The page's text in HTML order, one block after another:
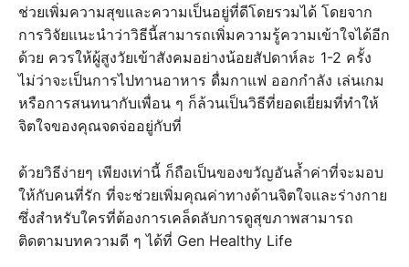
ช่วยเพิ่มความสุขและความเป็นอยู่ที่ดีโดยรวมได้ โดยจาก
การวิจัยแนะนำว่าวิธีนี้สามารถเพิ่มความรู้ความเข้าใจได้อีก
ด้วย ควรให้ผู้สูงวัยเข้าสังคมอย่างน้อยสัปดาห์ละ 1-2 ครั้ง
ไม่ว่าจะเป็นการไปทานอาหาร ดื่มกาแฟ ออกกำลัง เล่นเกม
หรือการสนทนากับเพื่อน ๆ ก็ล้วนเป็นวิธีที่ยอดเยี่ยมที่ทำให้
จิตใจของคุณจดจ่ออยู่กับที่
ด้วยวิธีง่ายๆ เพียงเท่านี้ ก็ถือเป็นของขวัญอันล้ำค่าที่จะมอบ
ให้กับคนที่รัก ที่จะช่วยเพิ่มคุณค่าทางด้านจิตใจและร่างกาย
ซึ่งสำหรับใครที่ต้องการเคล็ดลับการดูสุขภาพสามารถ
ติดตามบทความดี ๆ ได้ที่ Gen Healthy Life